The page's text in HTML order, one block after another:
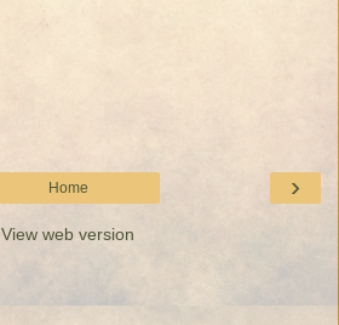
›
Home
View web version